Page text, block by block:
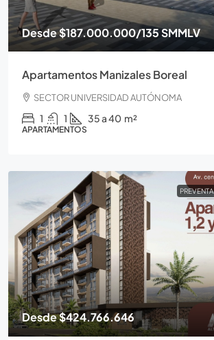
Desde$187.000.000/135 SMMLV
Apartamentos Manizales Boreal
SECTOR UNIVERSIDAD AUTÓNOMA
1 1 35 a 40 m²
APARTAMENTOS
PREVENTA
Desde$424.766.646